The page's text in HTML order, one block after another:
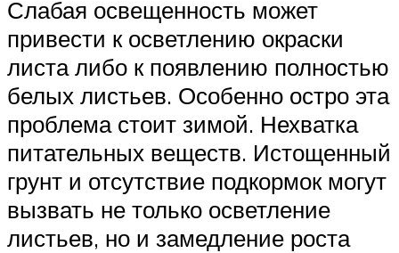
Слабая освещенность может
привести к осветлению окраски
листа либо к появлению полностью
белых листьев. Особенно остро эта
проблема стоит зимой. Нехватка
питательных веществ. Истощенный
грунт и отсутствие подкормок могут
вызвать не только осветление
листьев, но и замедление роста